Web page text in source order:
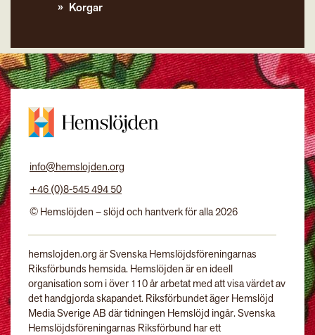
Korgar
info@hemslojden.org
+46 (0)8-545 494 50
© Hemslöjden – slöjd och hantverk för alla 2026
hemslojden.org är Svenska Hemslöjdsföreningarnas
Riksförbunds hemsida. Hemslöjden är en ideell
organisation som i över 110 år arbetat med att visa värdet av
det handgjorda skapandet. Riksförbundet äger Hemslöjd
Media Sverige AB där tidningen Hemslöjd ingår. Svenska
Hemslöjdsföreningarnas Riksförbund har ett